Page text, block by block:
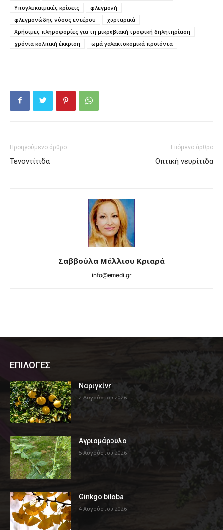
Υπογλυκαιμικές κρίσεις
φλεγμονή
φλεγμονώδης νόσος εντέρου
χορταρικά
Χρήσιμες πληροφορίες για τη μικροβιακή τροφική δηλητηρίαση
χρόνια κολπική έκκριση
ωμά γαλακτοκομικά προϊόντα
Προηγούμενο άρθρο
Τενοντίτιδα
Επόμενο άρθρο
Οπτική νευρίτιδα
Σαββούλα Μάλλιου Κριαρά
info@emedi.gr
ΕΠΙΛΟΓΕΣ
Ναριγκίνη
2 Αυγούστου 2026
Αγριομάρουλο
5 Αυγούστου 2026
Ginkgo biloba
4 Αυγούστου 2026